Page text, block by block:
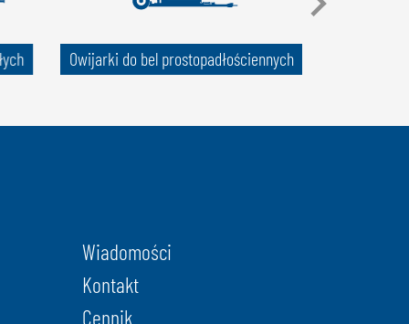
Owijarki do bel prostopadłościennych
Wiadomości
Kontakt
Cennik